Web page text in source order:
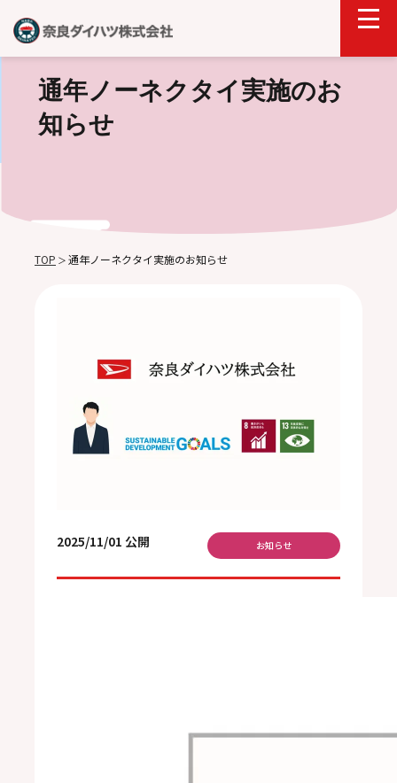
通年ノーネクタイ実施のお
知らせ
TOP ＞ 通年ノーネクタイ実施のお知らせ
2025/11/01 公開 お知らせ